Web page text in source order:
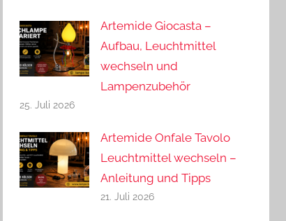
Artemide Giocasta –
Aufbau, Leuchtmittel
wechseln und
Lampenzubehör
25. Juli 2026
Artemide Onfale Tavolo
Leuchtmittel wechseln –
Anleitung und Tipps
21. Juli 2026